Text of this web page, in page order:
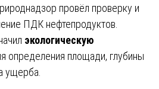
провёл проверку и
ПДК нефтепродуктов.
экологическую
определения площади, глубины
ущерба.